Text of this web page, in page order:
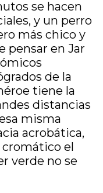
se hacen
y un perro
más chico y
pensar en Jar
de la
tiene la
distancias
misma
acrobática,
cromático el
verde no se